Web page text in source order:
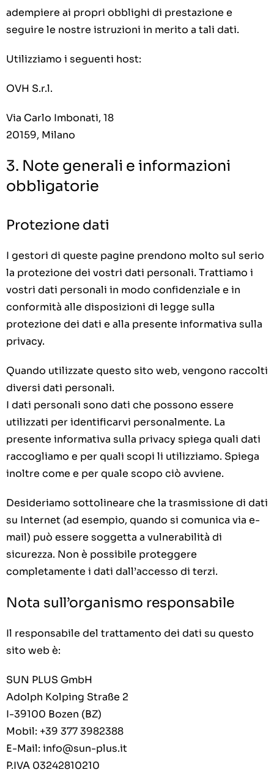
adempiere ai propri obblighi di prestazione e
seguire le nostre istruzioni in merito a tali dati.
Utilizziamo i seguenti host:
OVH S.r.l.
Via Carlo Imbonati, 18
20159, Milano
3. Note generali e informazioni
obbligatorie
Protezione dati
I gestori di queste pagine prendono molto sul serio
la protezione dei vostri dati personali. Trattiamo i
vostri dati personali in modo confidenziale e in
conformità alle disposizioni di legge sulla
protezione dei dati e alla presente informativa sulla
privacy.
Quando utilizzate questo sito web, vengono raccolti
diversi dati personali.
I dati personali sono dati che possono essere
utilizzati per identificarvi personalmente. La
presente informativa sulla privacy spiega quali dati
raccogliamo e per quali scopi li utilizziamo. Spiega
inoltre come e per quale scopo ciò avviene.
Desideriamo sottolineare che la trasmissione di dati
su Internet (ad esempio, quando si comunica via e-
mail) può essere soggetta a vulnerabilità di
sicurezza. Non è possibile proteggere
completamente i dati dall’accesso di terzi.
Nota sull’organismo responsabile
Il responsabile del trattamento dei dati su questo
sito web è:
SUN PLUS GmbH
Adolph Kolping Straße 2
I-39100 Bozen (BZ)
Mobil: +39 377 3982388
E-Mail: info@sun-plus.it
P.IVA 03242810210